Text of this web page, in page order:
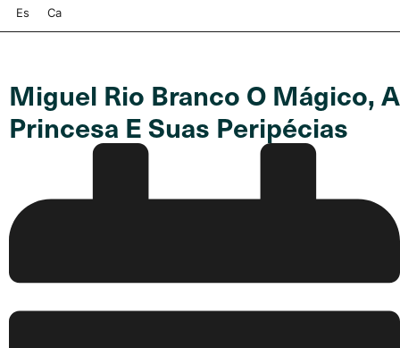
Es Ca
Miguel Rio Branco O Mágico, A
Princesa E Suas Peripécias